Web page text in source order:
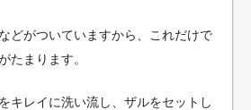
どがついていますから、これだけで
たまります。
キレイに洗い流し、ザルをセットし